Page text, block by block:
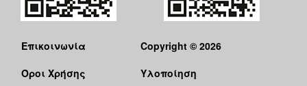
Επικοινωνία
Όροι Χρήσης
Copyright © 2026
Υλοποίηση